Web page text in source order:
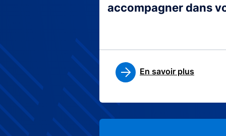
accompagner dans
En savoir plus